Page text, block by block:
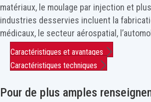
matériaux, le moulage par injection et
industries desservies incluent la
médicaux, le secteur aérospatial,
Caractéristiques et avantages
Caractéristiques techniques
Pour de plus amples